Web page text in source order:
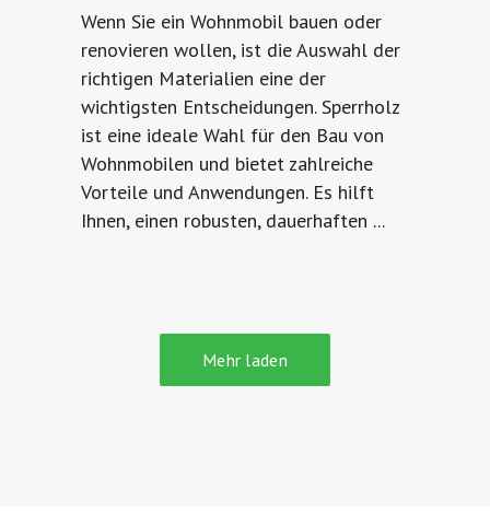
Wenn Sie ein Wohnmobil bauen oder
renovieren wollen, ist die Auswahl der
richtigen Materialien eine der
wichtigsten Entscheidungen. Sperrholz
ist eine ideale Wahl für den Bau von
Wohnmobilen und bietet zahlreiche
Vorteile und Anwendungen. Es hilft
Ihnen, einen robusten, dauerhaften
Mehr laden